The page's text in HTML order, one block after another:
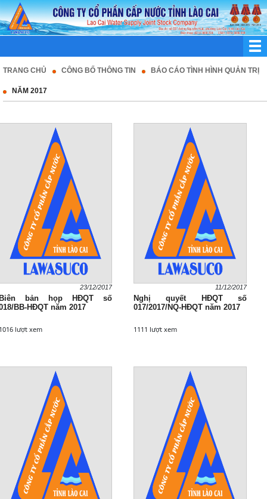
TRANG CHỦ CÔNG BỐ THÔNG TIN BÁO CÁO TÌNH HÌNH QUẢN TRỊ
NĂM 2017
23/12/2017
bản họp HĐQT số
BB-HĐQT năm 2017
lượt xem
11/12/2017
Nghị quyết HĐQT số
017/2017/NQ-HĐQT năm 2017
1111 lượt xem